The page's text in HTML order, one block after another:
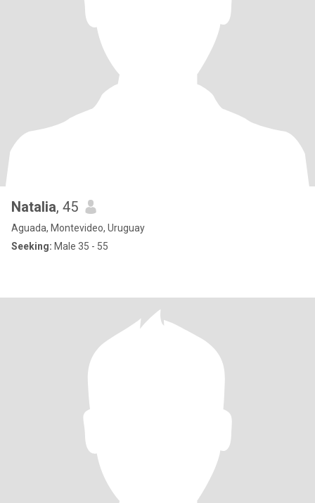
Natalia, 45
Aguada, Montevideo, Uruguay
Seeking: Male 35 - 55